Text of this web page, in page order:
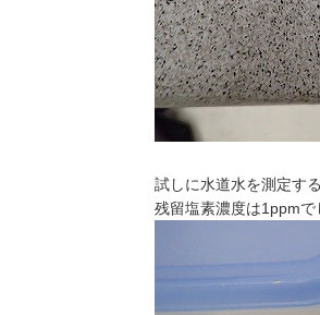
試しに水道水を測定す
残留塩素濃度は1ppmで